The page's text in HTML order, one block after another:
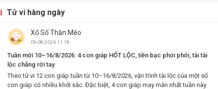
cuộc sống.
Tị, Ngọ, Mùi, Thân,
công việc, tài chính
và...
và...
Tử vi hàng ngày
Xổ Số Thần Mèo
09-08-2026 11:18
Tuần mới 10–16/8/2026: 4 con giáp HỐT LỘC, tiền bạc phơi phới, tài tài
lộc chẳng rời tay
Theo tử vi 12 con giáp tuần từ 10–16/8/2026, vận trình tài lộc của một số
con giáp có nhiều khởi sắc. Đặc biệt, 4 con giáp may mắn nhất tuần này